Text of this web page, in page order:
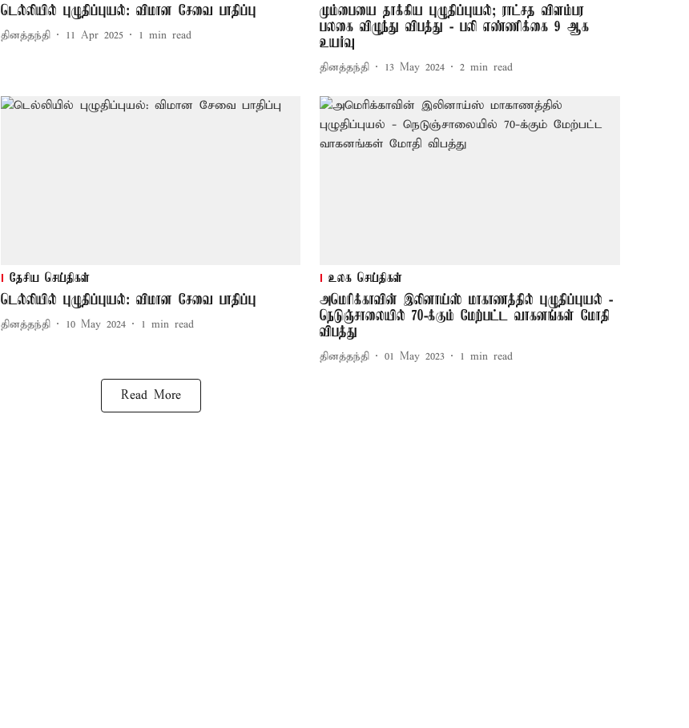
டெல்லியில் புழுதிப்புயல்: விமான சேவை பாதிப்பு
தினத்தந்தி 11 Apr 2025 1 min read
மும்பையை தாக்கிய புழுதிப்புயல்; ராட்சத விளம்பர
பலகை விழுந்து விபத்து - பலி எண்ணிக்கை 9 ஆக
உயர்வு
தினத்தந்தி 13 May 2024 2 min read
தேசிய செய்திகள்
டெல்லியில் புழுதிப்புயல்: விமான சேவை பாதிப்பு
தினத்தந்தி 10 May 2024 1 min read
உலக செய்திகள்
அமெரிக்காவின் இலினாய்ஸ் மாகாணத்தில் புழுதிப்புயல் -
நெடுஞ்சாலையில் 70-க்கும் மேற்பட்ட வாகனங்கள் மோதி
விபத்து
தினத்தந்தி 01 May 2023 1 min read
Read More